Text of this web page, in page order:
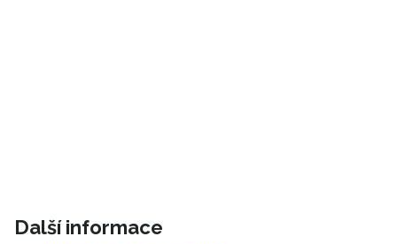
Další informace